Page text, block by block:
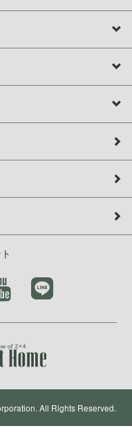
All Rights Reserved.